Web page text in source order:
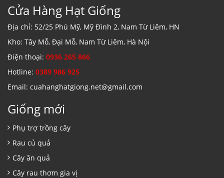
Cửa Hàng Hạt Giống
Địa chỉ: 52/25 Phú Mỹ, Mỹ Đình 2, Nam Từ Liêm, HN
Kho: Tây Mỗ, Đại Mỗ, Nam Từ Liêm, Hà Nội
Điện thoại: 0936 265 866
Hotline: 0389 986 925
Email: cuahanghatgiong.net@gmail.com
Giống mới
Phụ trợ trồng cây
Rau củ quả
Cây ăn quả
Cây rau thơm gia vị